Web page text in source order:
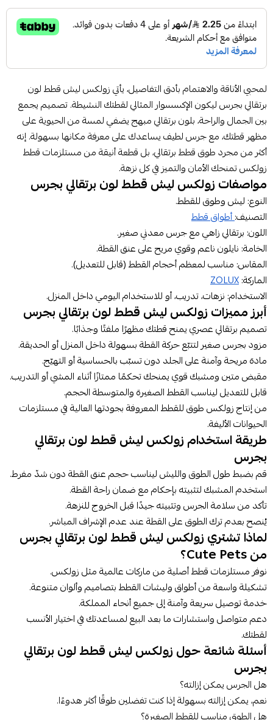
لمحبي الأناقة والاهتمام بأدق التفاصيل، يأتي زولكس ليش قطط لون
برتقالي بجرس ليكون الإكسسوار المثالي لقطتك النشيطة. تصميم يجمع
بين الجمال والراحة، بلون برتقالي مبهج يضفي لمسة من الحيوية على
مظهر قطتك، مع جرس لطيف يساعدك على معرفة مكانها بسهولة. إنه
أكثر من مجرد طوق قطط برتقالي، بل قطعة أنيقة من مستلزمات قطط
زولكس تمنحك الأمان والتميز في كل نزهة.
مواصفات زولكس ليش قطط لون برتقالي بجرس
النوع: ليش وطوق للقطط.
التصنيف:أطواق قطط
اللون: برتقالي زاهي مع جرس معدني صغير.
الخامة: نايلون ناعم وقوي مريح على عنق القطة.
المقاس: مناسب لمعظم أحجام القطط (قابل للتعديل).
الماركة:ZOLUX
الاستخدام: نزهات، تدريب، أو للاستخدام اليومي داخل المنزل.
أبرز مميزات زولكس ليش قطط لون برتقالي بجرس
تصميم برتقالي عصري يمنح قطتك مظهرًا ملفتًا وجذابًا.
مزود بجرس صغير لتتبّع حركة القطة بسهولة داخل المنزل أو الحديقة.
مادة مريحة وآمنة على الجلد دون تسبّب بالحساسية أو التهيّج.
مقبض متين ومشبك قوي يمنحك تحكمًا ممتازًا أثناء المشي أو التدريب.
قابل للتعديل ليناسب القطط الصغيرة والمتوسطة الحجم.
من إنتاج زولكس طوق للقطط المعروفة بجودتها العالية في مستلزمات
الحيوانات الأليفة.
طريقة استخدام زولكس ليش قطط لون برتقالي
بجرس
قم بضبط طول الطوق والليش ليناسب حجم عنق القطة دون شدّ مفرط.
استخدم المشبك لتثبيته بإحكام مع ضمان راحة القطة.
تأكد من سلامة الجرس وتثبيته جيدًا قبل الخروج للنزهة.
يُنصح بعدم ترك الطوق على القطة عند عدم الإشراف المباشر.
لماذا تشتري زولكس ليش قطط لون برتقالي بجرس
من Cute Pets؟
نوفر مستلزمات قطط أصلية من ماركات عالمية مثل زولكس.
تشكيلة واسعة من أطواق وليشات القطط بتصاميم وألوان متنوعة.
خدمة توصيل سريعة وآمنة إلى جميع أنحاء المملكة.
دعم متواصل واستشارات ما بعد البيع لمساعدتك في اختيار الأنسب
لقطتك.
أسئلة شائعة حول زولكس ليش قطط لون برتقالي
بجرس
هل الجرس يمكن إزالته؟
نعم، يمكن إزالته بسهولة إذا كنت تفضلين طوقًا أكثر هدوءًا.
هل الطوق مناسب للقطط الصغيرة؟